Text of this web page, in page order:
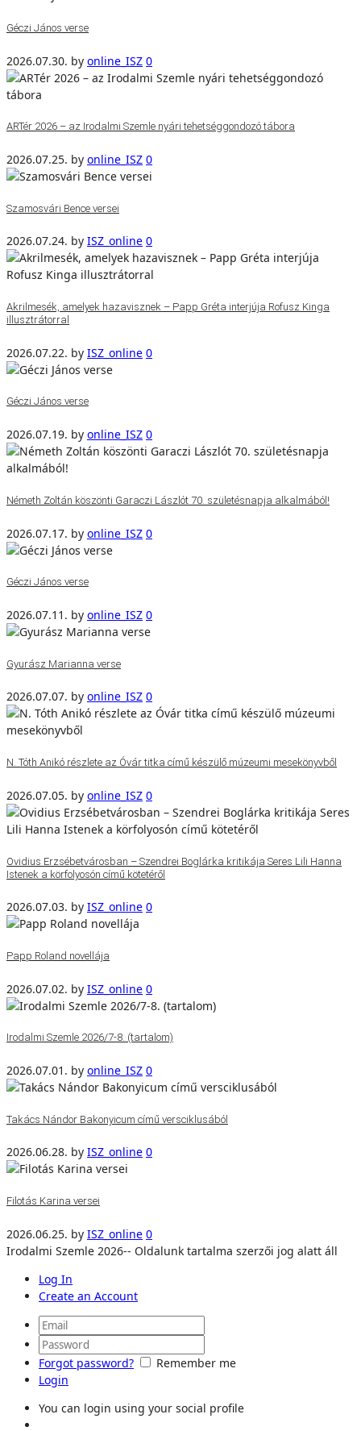
Géczi János verse
2026.07.30. by online_ISZ 0
ARTér 2026 – az Irodalmi Szemle nyári tehetséggondozó tábora
2026.07.25. by online_ISZ 0
Szamosvári Bence versei
2026.07.24. by ISZ_online 0
Akrilmesék, amelyek hazavisznek – Papp Gréta interjúja Rofusz Kinga
illusztrátorral
2026.07.22. by ISZ_online 0
Géczi János verse
2026.07.19. by online_ISZ 0
Németh Zoltán köszönti Garaczi Lászlót 70. születésnapja alkalmából!
2026.07.17. by online_ISZ 0
Géczi János verse
2026.07.11. by online_ISZ 0
Gyurász Marianna verse
2026.07.07. by online_ISZ 0
N. Tóth Anikó részlete az Óvár titka című készülő múzeumi mesekönyvből
2026.07.05. by online_ISZ 0
Ovidius Erzsébetvárosban – Szendrei Boglárka kritikája Seres Lili Hanna
Istenek a körfolyosón című kötetéről
2026.07.03. by ISZ_online 0
Papp Roland novellája
2026.07.02. by ISZ_online 0
Irodalmi Szemle 2026/7-8. (tartalom)
2026.07.01. by online_ISZ 0
Takács Nándor Bakonyicum című versciklusából
2026.06.28. by ISZ_online 0
Filotás Karina versei
2026.06.25. by ISZ_online 0
Irodalmi Szemle 2026-- Oldalunk tartalma szerzői jog alatt áll
Log In
Create an Account
Forgot password?
Remember me
Login
You can login using your social profile